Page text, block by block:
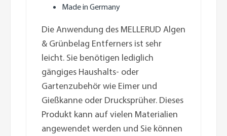
Made in Germany
Die Anwendung des MELLERUD Algen
& Grünbelag Entferners ist sehr
leicht. Sie benötigen lediglich
gängiges Haushalts- oder
Gartenzubehör wie Eimer und
Gießkanne oder Drucksprüher. Dieses
Produkt kann auf vielen Materialien
angewendet werden und Sie können